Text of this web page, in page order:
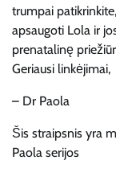
trumpai
apsaugoti Lola ir
prenatalinę
Geriausi linkėjimai,
– Dr Paola
Šis straipsnis yra
Paola serijos